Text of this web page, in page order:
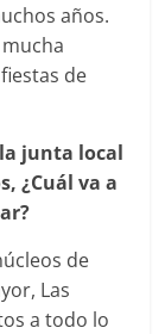
años.
de
junta local
¿Cuál va a
de
Las
a todo lo